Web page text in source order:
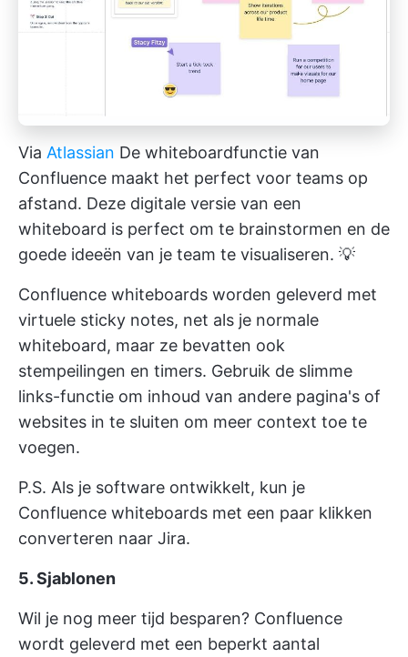
Via Atlassian De whiteboardfunctie van
Confluence maakt het perfect voor teams op
afstand. Deze digitale versie van een
whiteboard is perfect om te brainstormen en de
goede ideeën van je team te visualiseren. 💡
Confluence whiteboards worden geleverd met
virtuele sticky notes, net als je normale
whiteboard, maar ze bevatten ook
stempeilingen en timers. Gebruik de slimme
links-functie om inhoud van andere pagina's of
websites in te sluiten om meer context toe te
voegen.
P.S. Als je software ontwikkelt, kun je
Confluence whiteboards met een paar klikken
converteren naar Jira.
5. Sjablonen
Wil je nog meer tijd besparen? Confluence
wordt geleverd met een beperkt aantal